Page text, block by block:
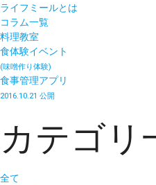
ライフミールとは
コラム一覧
料理教室
食体験イベント
(味噌作り体験)
食事管理アプリ
2016.10.21 公開
カテゴリ
全て